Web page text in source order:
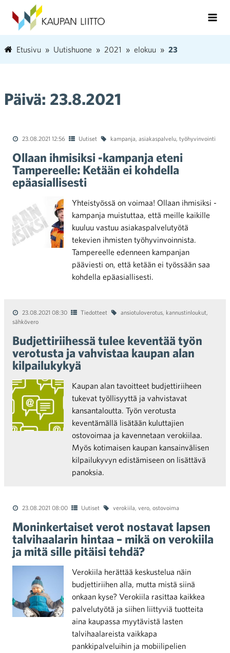
Etusivu Uutishuone 2021 elokuu 23
Päivä: 23.8.2021
23.08.2021 12:56 Uutiset kampanja, asiakaspalvelu, työhyvinvointi
Ollaan ihmisiksi -kampanja eteni
Tampereelle: Ketään ei kohdella
epäasiallisesti
Yhteistyössä on voimaa! Ollaan ihmisiksi -
kampanja muistuttaa, että meille kaikille
kuuluu vastuu asiakaspalvelutyötä
tekevien ihmisten työhyvinvoinnista.
Tampereelle edenneen kampanjan
pääviesti on, että ketään ei työssään saa
kohdella epäasiallisesti.
23.08.2021 08:30 Tiedotteet ansiotuloverotus, kannustinloukut,
sähkövero
Budjettiriihessä tulee keventää työn
verotusta ja vahvistaa kaupan alan
kilpailukykyä
Kaupan alan tavoitteet budjettiriiheen
tukevat työllisyyttä ja vahvistavat
kansantaloutta. Työn verotusta
keventämällä lisätään kuluttajien
ostovoimaa ja kavennetaan verokiilaa.
Myös kotimaisen kaupan kansainvälisen
kilpailukyvyn edistämiseen on lisättävä
panoksia.
23.08.2021 08:00 Uutiset verokiila, vero, ostovoima
Moninkertaiset verot nostavat lapsen
talvihaalarin hintaa – mikä on verokiila
ja mitä sille pitäisi tehdä?
Verokiila herättää keskustelua näin
budjettiriihen alla, mutta mistä siinä
onkaan kyse? Verokiila rasittaa kaikkea
palvelutyötä ja siihen liittyviä tuotteita
aina kaupassa myytävistä lasten
talvihaalareista vaikkapa
pankkipalveluihin ja mobiilipelien